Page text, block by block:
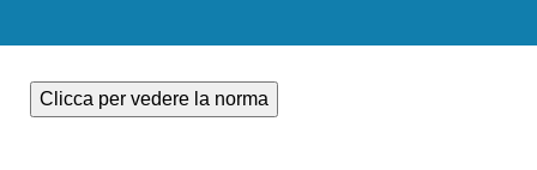
Clicca per vedere la norma